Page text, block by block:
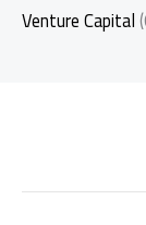
Venture Capital